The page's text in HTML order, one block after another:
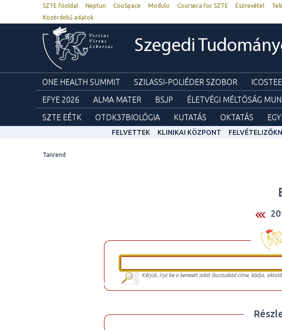
SZTE főoldal Neptun CooSpace Modulo Coursera for SZTE Észrevétel
Közérdekű adatok
Szegedi
ONE HEALTH SUMMIT SZILASSI-POLIÉDER SZOBOR
EFYE 2026
ALMA MATER BSJP ÉLETVÉGI MÉLTÓSÁG
SZTE EÉTK
OTDK37BIOLÓGIA KUTATÁS OKTATÁS
FELVETTEK KLINIKAI KÖZPONT
Tanrend
Kérjük, írja be a keresett adat (kurzuskód címe, kódja,